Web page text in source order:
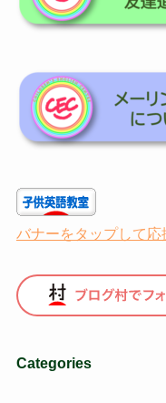
バナーをタップして応
Categories